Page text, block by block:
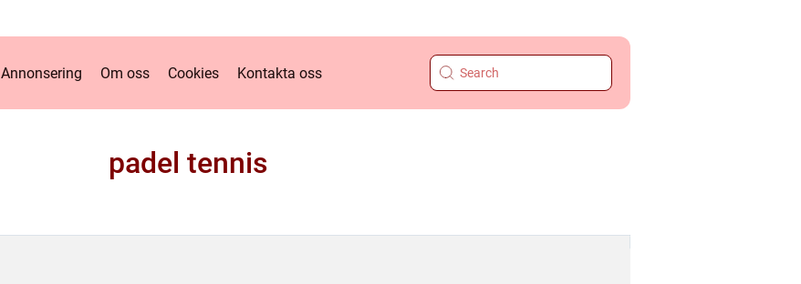
Annonsering Om oss Cookies Kontakta oss
padel tennis